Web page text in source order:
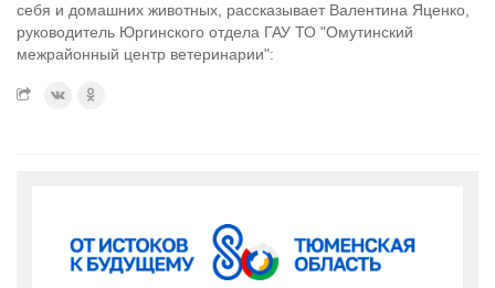
себя и домашних животных, рассказывает Валентина Яценко,
руководитель Юргинского отдела ГАУ ТО "Омутинский
межрайонный центр ветеринарии":